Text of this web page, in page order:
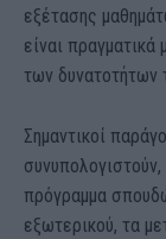
εξέτασης
είναι
των δυνατοτήτων
Σημαντικοί
πρόγραμμα
εξωτερικού, τα